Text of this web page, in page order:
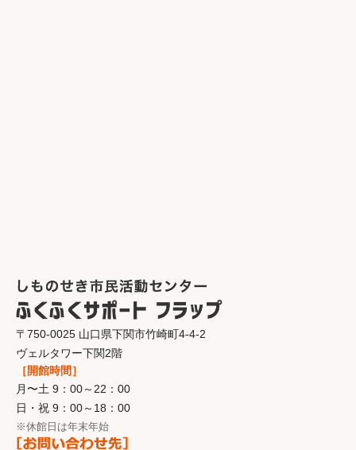
〒750-0025 山口県下関市竹崎町4-4-2
ヴェルタワー下関2階
［開館時間］
月〜土 9：00～22：00
日・祝 9：00～18：00
※休館日は年末年始